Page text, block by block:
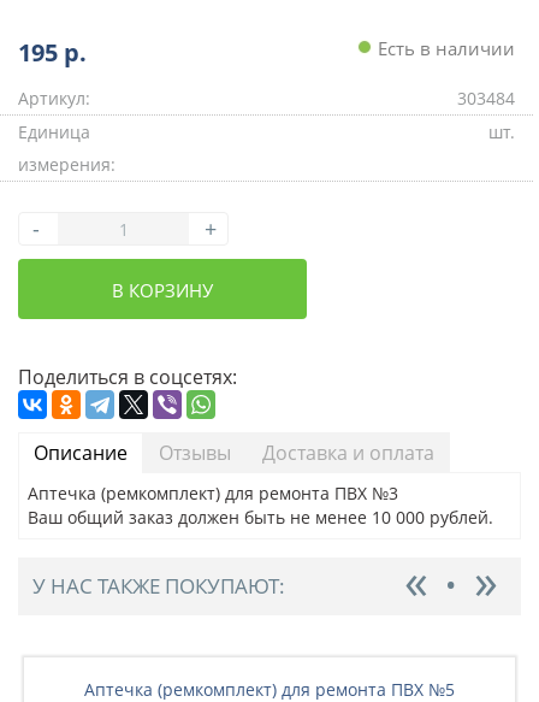
195 р. Есть в наличии
Артикул:
303484
Единица
измерения:
шт.
- +
В КОРЗИНУ
Поделиться в соцсетях:
Описание Отзывы Доставка и оплата
Аптечка (ремкомплект) для ремонта ПВХ №3
Ваш общий заказ должен быть не менее 10 000 рублей.
У НАС ТАКЖЕ ПОКУПАЮТ:
Аптечка (ремкомплект) для ремонта ПВХ №5